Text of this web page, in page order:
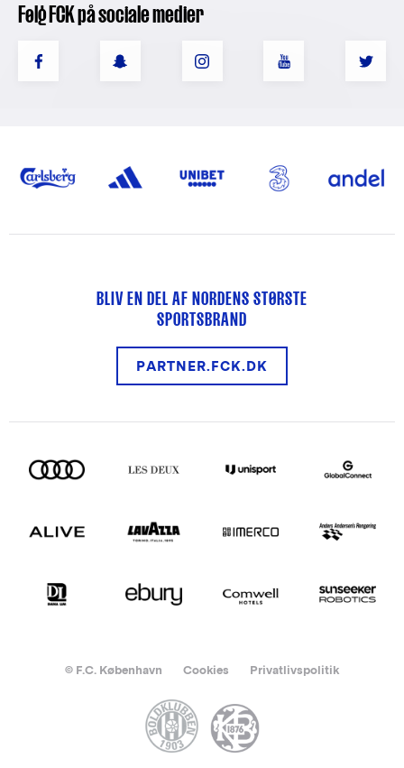
Følg FCK på sociale medier
BLIV EN DEL AF NORDENS STØRSTE
SPORTSBRAND
PARTNER.FCK.DK
© F.C. København Cookies Privatlivspolitik